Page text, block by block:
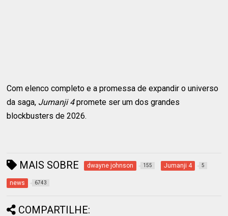
Com elenco completo e a promessa de expandir o universo
da saga, Jumanji 4promete ser um dos grandes
blockbusters de 2026.
MAIS SOBRE dwayne johnson 155 Jumanji 4 5
news 6743
COMPARTILHE: